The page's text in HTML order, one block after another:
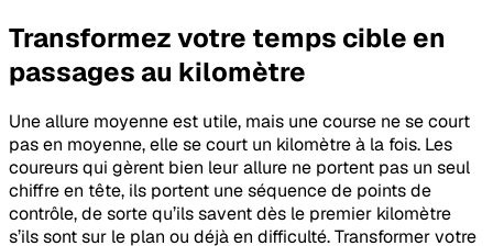
Transformez votre temps cible en
passages au kilomètre
Une allure moyenne est utile, mais une course ne se court
pas en moyenne, elle se court un kilomètre à la fois. Les
coureurs qui gèrent bien leur allure ne portent pas un seul
chiffre en tête, ils portent une séquence de points de
contrôle, de sorte qu’ils savent dès le premier kilomètre
s’ils sont sur le plan ou déjà en difficulté. Transformer votre